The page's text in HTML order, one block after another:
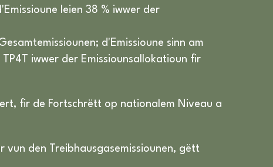
leien 38 % iwwer der
d'Emissioune sinn am
iwwer der Emissiounsallokatioun fir
fir de Fortschrëtt op nationalem Niveau a
den Treibhausgasemissiounen, gëtt